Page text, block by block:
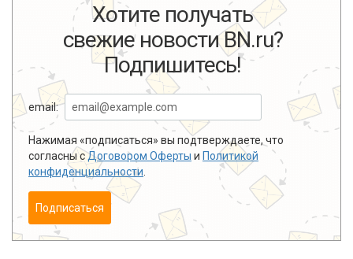
Хотите получать
свежие новости BN.ru?
Подпишитесь!
email:
Нажимая «подписаться» вы подтверждаете, что
согласны сДоговором Оферты и Политикой
конфиденциальности
Подписаться